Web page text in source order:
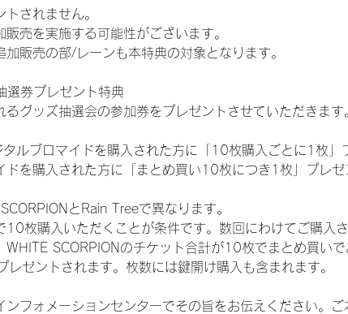
されません。
売を実施する可能性がございます。
販売の部/レーンも本特典の対象となります。
券プレゼント特典
グッズ抽選会の参加券をプレゼントさせていただきます
ルブロマイドを購入された方に「10枚購入ごとに1枚」
を購入された方に「まとめ買い10枚につき1枚」プレゼ
とRain Treeで異なります。
10枚購入いただくことが条件です。数回にわけてご購入
WHITE SCORPIONのチケット合計が10枚でまとめ買い
レゼントされます。枚数には鍵開け購入も含まれます。
フォメーションセンターでその旨をお伝えください。